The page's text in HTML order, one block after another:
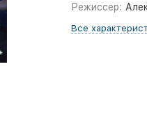
Режиссер:
Все